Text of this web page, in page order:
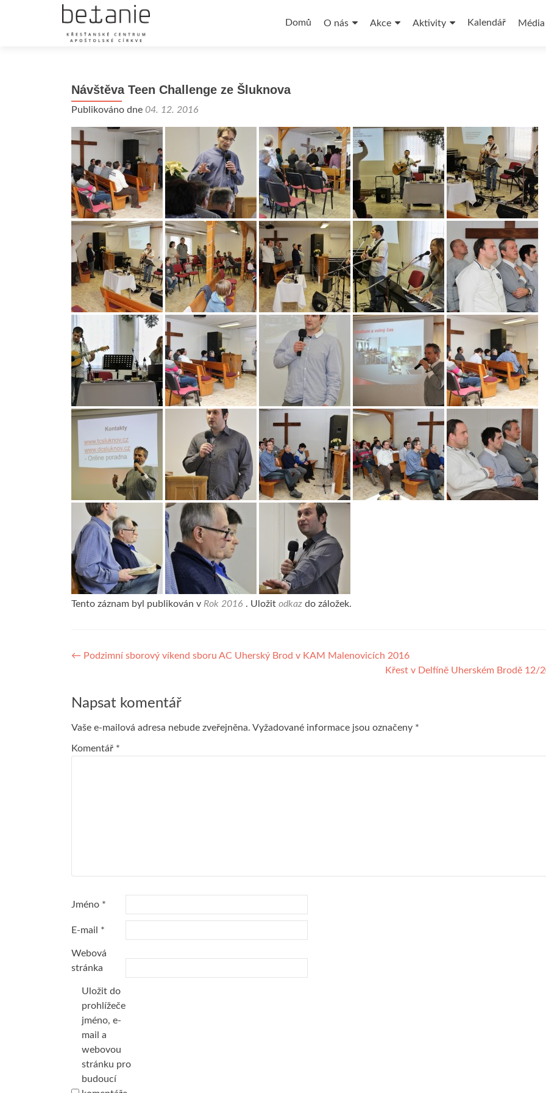
kDomů O nás Akce Aktivity Kalendář Média
Návštěva Teen Challenge ze Šluknova
Publikováno dne 04. 12. 2016
Tento záznam byl publikován v Rok 2016 . Uložit odkaz do záložek.
Navigace
příspěvek
← Podzimní sborový víkend sboru AC Uherský Brod v KAM Malenovicích 2016
Křest v Delfíně Uherském Brodě 12/
Napsat komentář
Vaše e-mailová adresa nebude zveřejněna. Vyžadované informace jsou označeny *
Komentář *
Jméno *
E-mail *
Webová
stránka
Uložit do
prohlížeče
jméno, e-
mail a
webovou
stránku pro
budoucí